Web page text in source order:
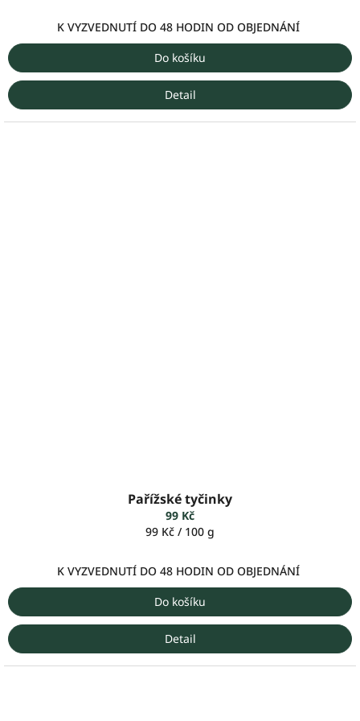
K VYZVEDNUTÍ DO 48 HODIN OD OBJEDNÁNÍ
Do košíku
Detail
Pařížské tyčinky
99 Kč
Měrná
99 Kč / 100 g
K VYZVEDNUTÍ DO 48 HODIN OD OBJEDNÁNÍ
Do košíku
Detail